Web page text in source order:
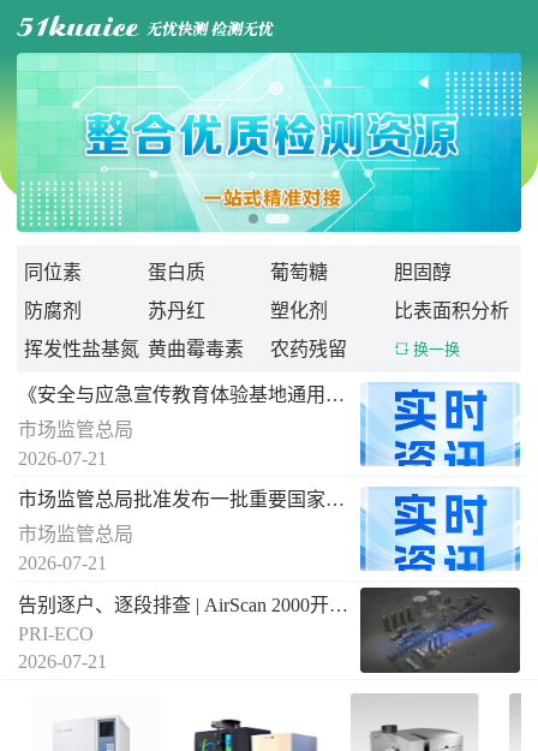

同位素 蛋白质 葡萄糖
胆固醇
防腐剂
苏丹红 塑化剂
比表面积分析
挥发性盐基氮 黄曲霉毒素 农药残留  换一换
《安全与应急宣传教育体验基地通用要求》 国家标准发布
市场监管总局
2026-07-21
市场监管总局批准发布一批重要国家标准
市场监管总局
2026-07-21
告别逐户、逐段排查 | AirScan 2000开启燃气泄漏远距离空间遥测新方式
PRI-ECO
2026-07-21